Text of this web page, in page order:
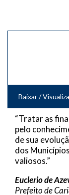
Baixar /
“Tratar as
pelo
de sua
dos
valiosos.”
Euclerio de
Prefeito de